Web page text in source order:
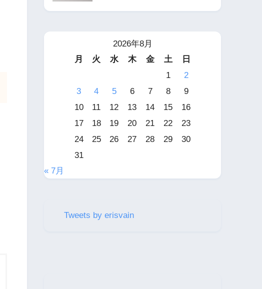
2026年8月
月
火 水 木 金 土
日
1
2
3
4 5 6 7 8
9
10
11 12 13 14 15
16
17
18 19 20 21 22
23
24
25 26 27 28 29
30
31
« 7月
Tweets by erisvain